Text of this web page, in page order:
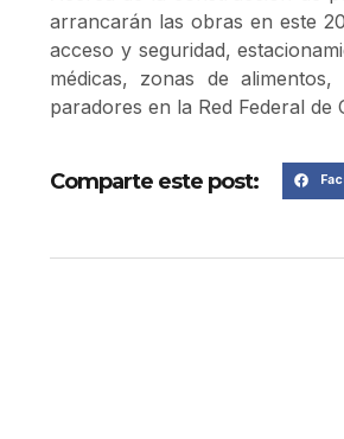
arrancarán las obras en este
acceso y seguridad,
médicas, zonas de
paradores en la Red Federal de
Comparte este post: